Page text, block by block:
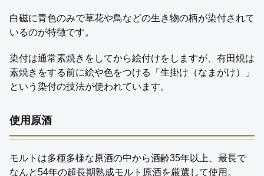
白磁に青色のみで草花や鳥などの生き物の柄が染付されて
いるのが特徴です。
染付は通常素焼きをしてから絵付けをしますが、有田焼は
素焼きをする前に絵や色をつける「生掛け（なまがけ）」
という染付の技法が使われています。
使用原酒
モルトは多種多様な原酒の中から酒齢35年以上、最長で
なんと54年の超長期熟成モルト原酒を厳選して使用。